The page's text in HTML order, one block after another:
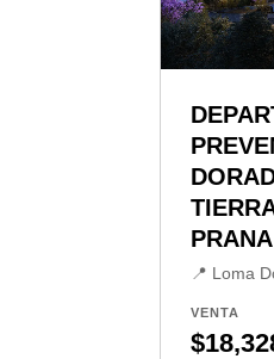
PRANA
📍 Loma
VENTA